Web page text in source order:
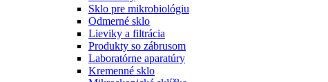
Sklo pre mikrobiológiu
Odmerné sklo
Lieviky a filtrácia
Produkty so zábrusom
Laboratórne aparatúry
Kremenné sklo